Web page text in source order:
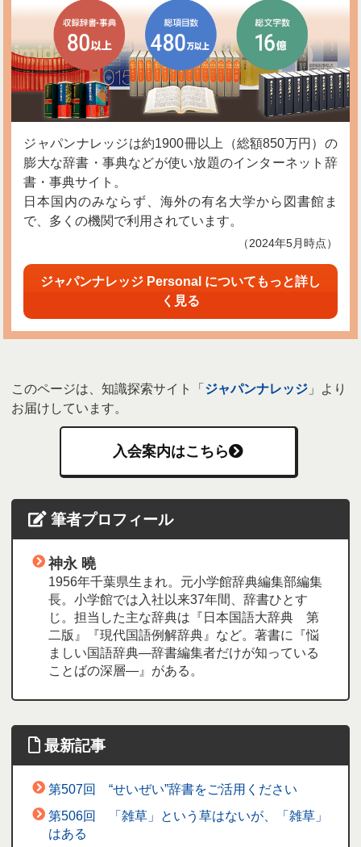
ジャパンナレッジは約1900冊以上（総額850万円）の
膨大な辞書・事典などが使い放題のインターネット辞
書・事典サイト。
日本国内のみならず、海外の有名大学から図書館ま
で、多くの機関で利用されています。
（2024年5月時点）
ジャパンナレッジ Personal についてもっと詳し
く見る
このページは、知識探索サイト「 ジャパンナレッジ 」より
お届けしています。
入会案内はこちら
筆者プロフィール
神永 曉
1956年千葉県生まれ。元小学館辞典編集部編集
長。小学館では入社以来37年間、辞書ひとす
じ。担当した主な辞典は『日本国語大辞典 第
二版』『現代国語例解辞典』など。著書に『悩
ましい国語辞典―辞書編集者だけが知っている
ことばの深層―』がある。
最新記事
第507回 “せいぜい”辞書をご活用ください
第506回 「雑草」という草はないが、「雑草」
はある